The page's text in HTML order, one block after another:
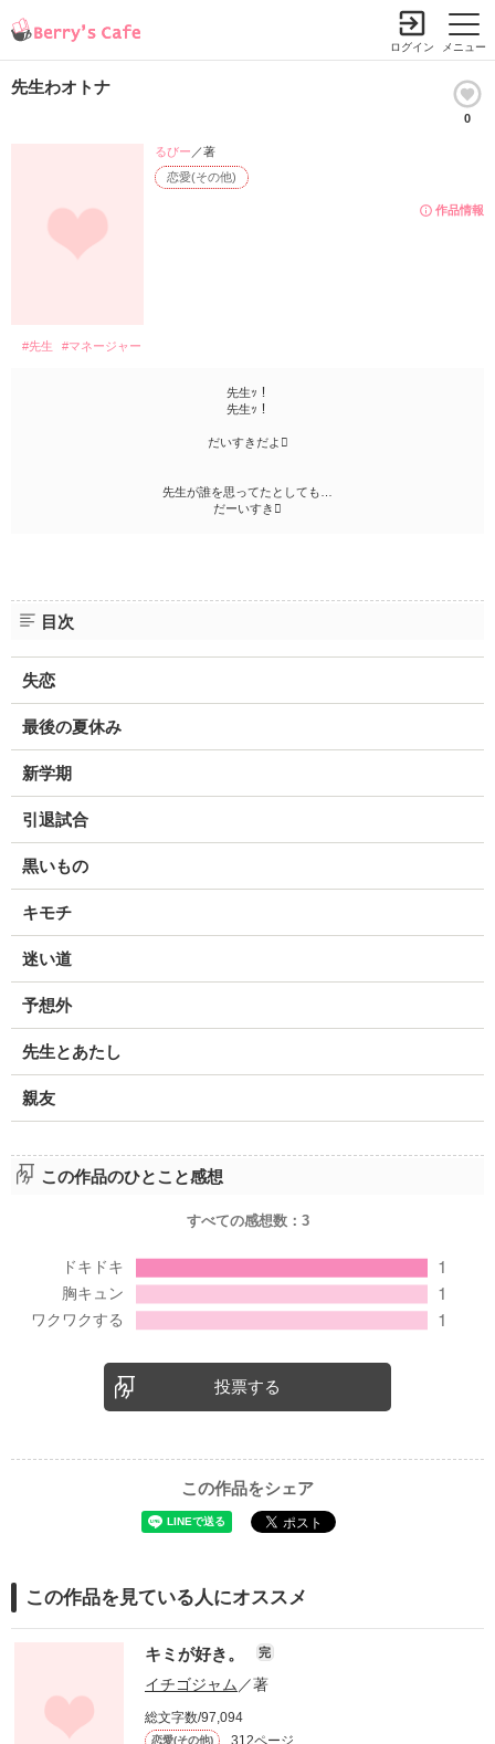
メニュー
ログイン
先生わオトナ
0
作品情報
恋愛(その他)
るびー ／著
#先生 #マネージャー
先生ｯ！
先生ｯ！
だいすきだよ
先生が誰を思ってたとしても…
だーいすき
目次
失恋
最後の夏休み
新学期
引退試合
黒いもの
キモチ
迷い道
予想外
先生とあたし
親友
この作品のひとこと感想
すべての感想数： 3
投票する
この作品をシェア
この作品を見ている人にオススメ
キミが好き。 完
イチゴジャム ／著
総文字数/97,094
恋愛(その他) 312ページ